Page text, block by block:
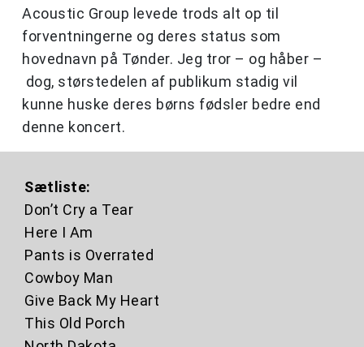
Acoustic Group levede trods alt op til
forventningerne og deres status som
hovednavn på Tønder. Jeg tror – og håber –
dog, størstedelen af publikum stadig vil
kunne huske deres børns fødsler bedre end
denne koncert.
Sætliste:
Don’t Cry a Tear
Here I Am
Pants is Overrated
Cowboy Man
Give Back My Heart
This Old Porch